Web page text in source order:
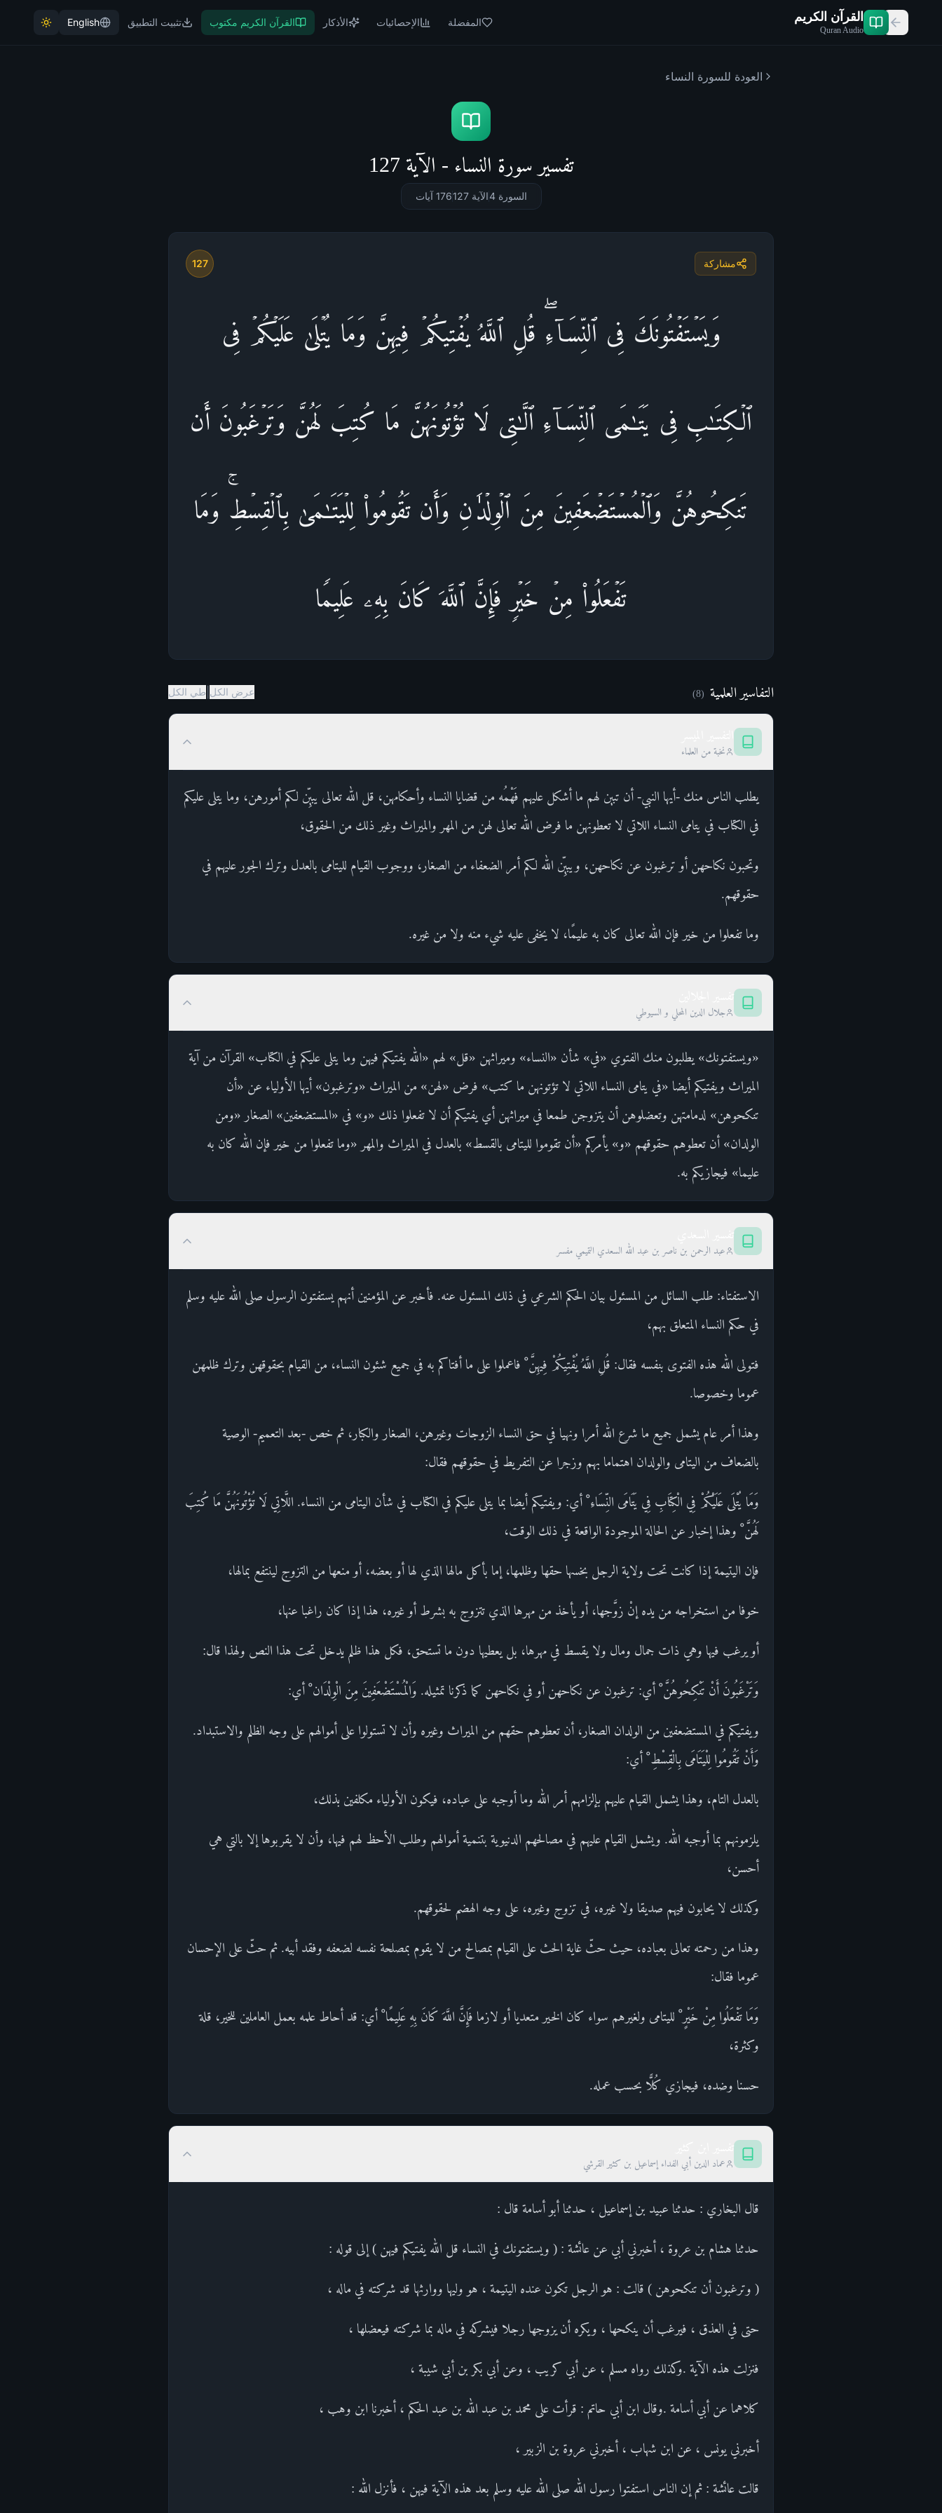
القرآن الكريم
Quran Audio
المفضلة الإحصائيات الأذكار القرآن الكريم مكتوب تثبيت التطبيق English
العودة للسورة النساء
تفسير سورة النساء - الآية 127
السورة 4 الآية 127 176 آيات
مشاركة 127
وَیَسۡتَفۡتُونَكَ فِی ٱلنِّسَاۤءِۖ قُلِ ٱللَّهُ یُفۡتِیكُمۡ فِیهِنَّ وَمَا یُتۡلَىٰ عَلَیۡكُمۡ فِی
ٱلۡكِتَـٰبِ فِی یَتَـٰمَى ٱلنِّسَاۤءِ ٱلَّـٰتِی لَا تُؤۡتُونَهُنَّ مَا كُتِبَ لَهُنَّ وَتَرۡغَبُونَ أَن
تَنكِحُوهُنَّ وَٱلۡمُسۡتَضۡعَفِینَ مِنَ ٱلۡوِلۡدَ ٰ⁠نِ وَأَن تَقُومُوا۟ لِلۡیَتَـٰمَىٰ بِٱلۡقِسۡطِۚ وَمَا
تَفۡعَلُوا۟ مِنۡ خَیۡرࣲ فَإِنَّ ٱللَّهَ كَانَ بِهِۦ عَلِیمࣰا
التفاسير العلمية (
8
) عرض الكل طي الكل
نخبة من العلماء
يطلب الناس منك -أيها النبي- أن تبين لهم ما أشكل عليهم فَهْمُه من قضايا النساء وأحكامهن، قل الله تعالى يبيِّن لكم أمورهن، وما يتلى عليكم
في الكتاب في يتامى النساء اللاتي لا تعطونهن ما فرض الله تعالى لهن من المهر والميراث وغير ذلك من الحقوق،
وتحبون نكاحهن أو ترغبون عن نكاحهن، ويبيِّن الله لكم أمر الضعفاء من الصغار، ووجوب القيام لليتامى بالعدل وترك الجور عليهم في
حقوقهم.
وما تفعلوا من خير فإن الله تعالى كان به عليمًا، لا يخفى عليه شيء منه ولا من غيره.
جلال الدين المحلي و السيوطي
«ويستفتونك» يطلبون منك الفتوي «في» شأن «النساء» وميراثهن «قل» لهم «الله يفتيكم فيهن وما يتلى عليكم في الكتاب» القرآن من آية
الميراث ويفتيكم أيضا «في يتامى النساء اللاتي لا تؤتونهن ما كتب» فرض «لهن» من الميراث «وترغبون» أيها الأولياء عن «أن
تنكحوهن» لدمامتهن وتعضلوهن أن يتزوجن طمعا في ميراثهن أي يفتيكم أن لا تفعلوا ذلك «و» في «المستضعفين» الصغار «ومن
الولدان» أن تعطوهم حقوقهم «و» يأمركم «أن تقوموا لليتامى بالقسط» بالعدل في الميراث والمهر «وما تفعلوا من خير فإن الله كان به
عليما» فيجازيكم به.
عبد الرحمن بن ناصر بن عبد الله السعدي التميمي مفسر
الاستفتاء: طلب السائل من المسئول بيان الحكم الشرعي في ذلك المسئول عنه. فأخبر عن المؤمنين أنهم يستفتون الرسول صلى الله عليه وسلم
في حكم النساء المتعلق بهم،
فتولى الله هذه الفتوى بنفسه فقال: قُلِ اللَّهُ يُفْتِيكُمْ فِيهِنَّ ْ فاعملوا على ما أفتاكم به في جميع شئون النساء، من القيام بحقوقهن وترك ظلمهن
عموما وخصوصا.
وهذا أمر عام يشمل جميع ما شرع الله أمرا ونهيا في حق النساء الزوجات وغيرهن، الصغار والكبار، ثم خص -بعد التعميم- الوصية
بالضعاف من اليتامى والولدان اهتماما بهم وزجرا عن التفريط في حقوقهم فقال:
وَمَا يُتْلَى عَلَيْكُمْ فِي الْكِتَابِ فِي يَتَامَى النِّسَاءِ ْ أي: ويفتيكم أيضا بما يتلى عليكم في الكتاب في شأن اليتامى من النساء. اللَّاتِي لَا تُؤْتُونَهُنَّ مَا كُتِبَ
لَهُنَّ ْ وهذا إخبار عن الحالة الموجودة الواقعة في ذلك الوقت،
فإن اليتيمة إذا كانت تحت ولاية الرجل بخسها حقها وظلمها، إما بأكل مالها الذي لها أو بعضه، أو منعها من التزوج لينتفع بمالها،
خوفا من استخراجه من يده إنْ زوَّجها، أو يأخذ من مهرها الذي تتزوج به بشرط أو غيره، هذا إذا كان راغبا عنها،
أو يرغب فيها وهي ذات جمال ومال ولا يقسط في مهرها، بل يعطيها دون ما تستحق، فكل هذا ظلم يدخل تحت هذا النص ولهذا قال:
وَتَرْغَبُونَ أَنْ تَنْكِحُوهُنَّ ْ أي: ترغبون عن نكاحهن أو في نكاحهن كما ذكرنا تمثيله. وَالْمُسْتَضْعَفِينَ مِنَ الْوِلْدَان ْ أي:
ويفتيكم في المستضعفين من الولدان الصغار، أن تعطوهم حقهم من الميراث وغيره وأن لا تستولوا على أموالهم على وجه الظلم والاستبداد.
وَأَنْ تَقُومُوا لِلْيَتَامَى بِالْقِسْطِ ْ أي:
بالعدل التام، وهذا يشمل القيام عليهم بإلزامهم أمر الله وما أوجبه على عباده، فيكون الأولياء مكلفين بذلك،
يلزمونهم بما أوجبه الله. ويشمل القيام عليهم في مصالحهم الدنيوية بتنمية أموالهم وطلب الأحظ لهم فيها، وأن لا يقربوها إلا بالتي هي
أحسن،
وكذلك لا يحابون فيهم صديقا ولا غيره، في تزوج وغيره، على وجه الهضم لحقوقهم.
وهذا من رحمته تعالى بعباده، حيث حثّ غاية الحث على القيام بمصالح من لا يقوم بمصلحة نفسه لضعفه وفقد أبيه. ثم حثّ على الإحسان
عموما فقال:
وَمَا تَفْعَلُوا مِنْ خَيْرٍ ْ لليتامى ولغيرهم سواء كان الخير متعديا أو لازما فَإِنَّ اللَّهَ كَانَ بِهِ عَلِيمًا ْ أي: قد أحاط علمه بعمل العاملين للخير، قلة
وكثرة،
حسنا وضده، فيجازي كُلًّا بحسب عمله.
عماد الدين أبي الفداء إسماعيل بن كثير القرشي
قال البخاري : حدثنا عبيد بن إسماعيل ، حدثنا أبو أسامة قال :
حدثنا هشام بن عروة ، أخبرني أبي عن عائشة : ( ويستفتونك في النساء قل الله يفتيكم فيهن ) إلى قوله :
( وترغبون أن تنكحوهن ) قالت : هو الرجل تكون عنده اليتيمة ، هو وليها ووارثها قد شركته في ماله ،
حتى في العذق ، فيرغب أن ينكحها ، ويكره أن يزوجها رجلا فيشركه في ماله بما شركته فيعضلها ،
فنزلت هذه الآية .وكذلك رواه مسلم ، عن أبي كريب ، وعن أبي بكر بن أبي شيبة ،
كلاهما عن أبي أسامة .وقال ابن أبي حاتم : قرأت على محمد بن عبد الله بن عبد الحكم ، أخبرنا ابن وهب ،
أخبرني يونس ، عن ابن شهاب ، أخبرني عروة بن الزبير ،
قالت عائشة : ثم إن الناس استفتوا رسول الله صلى الله عليه وسلم بعد هذه الآية فيهن ، فأنزل الله :